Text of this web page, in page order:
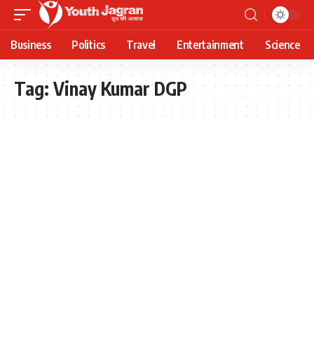
Business Politics Travel Entertainment Science
Tag: Vinay Kumar DGP